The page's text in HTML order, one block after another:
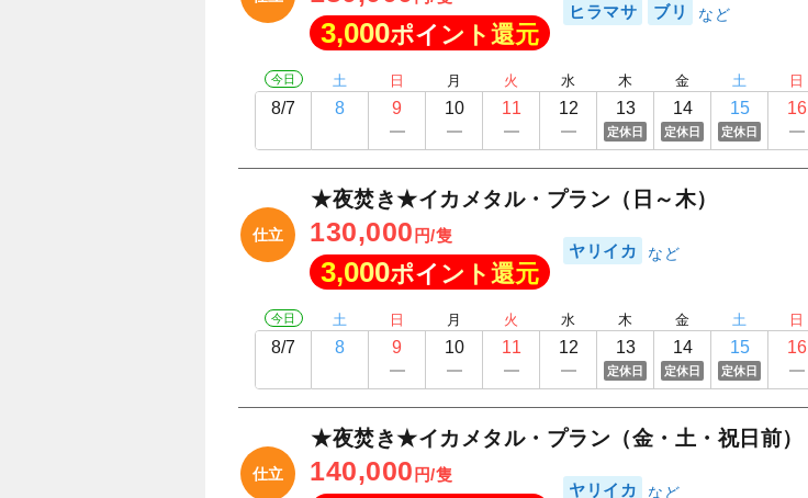
3,000ポイント還元
ヒラマサ ブリ
今日
8/7
土
8
日
9
月
10
火
11
水
12
木
13
定休日
金
14
定休日
土
15
定休日
日
16
仕立
★夜焚き★イカメタル・プラン（日～木）
130,000 円/隻
3,000ポイント還元
ヤリイカ
今日
8/7
土
8
日
9
月
10
火
11
水
12
木
13
定休日
金
14
定休日
土
15
定休日
日
16
仕立
★夜焚き★イカメタル・プラン（金・土・祝日前）
140,000 円/隻
ヤリイカ